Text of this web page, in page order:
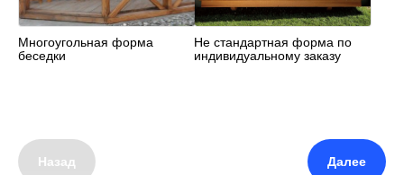
Многоугольная форма
беседки
Не стандартная форма по
индивидуальному заказу
Назад Далее